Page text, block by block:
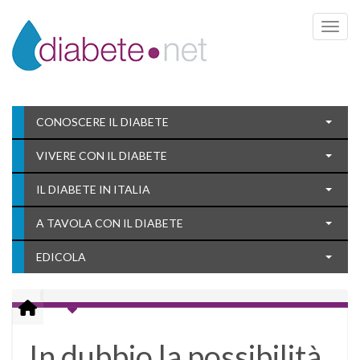
Toggle
CONOSCERE IL DIABETE
VIVERE CON IL DIABETE
IL DIABETE IN ITALIA
A TAVOLA CON IL DIABETE
EDICOLA